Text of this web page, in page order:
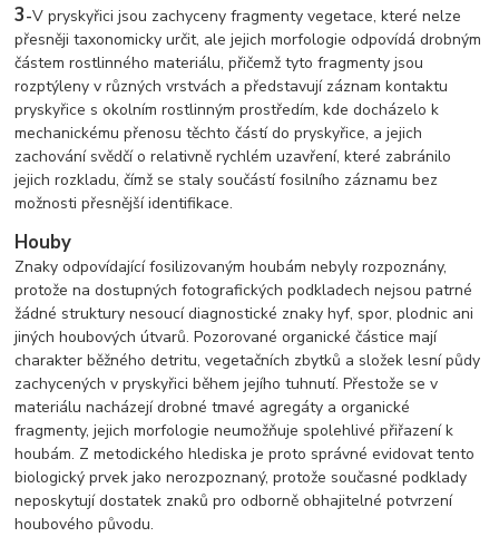
3-V pryskyřici jsou zachyceny fragmenty vegetace, které nelze
přesněji taxonomicky určit, ale jejich morfologie odpovídá drobným
částem rostlinného materiálu, přičemž tyto fragmenty jsou
rozptýleny v různých vrstvách a představují záznam kontaktu
pryskyřice s okolním rostlinným prostředím, kde docházelo k
mechanickému přenosu těchto částí do pryskyřice, a jejich
zachování svědčí o relativně rychlém uzavření, které zabránilo
jejich rozkladu, čímž se staly součástí fosilního záznamu bez
možnosti přesnější identifikace.
Houby
Znaky odpovídající fosilizovaným houbám nebyly rozpoznány,
protože na dostupných fotografických podkladech nejsou patrné
žádné struktury nesoucí diagnostické znaky hyf, spor, plodnic ani
jiných houbových útvarů. Pozorované organické částice mají
charakter běžného detritu, vegetačních zbytků a složek lesní půdy
zachycených v pryskyřici během jejího tuhnutí. Přestože se v
materiálu nacházejí drobné tmavé agregáty a organické
fragmenty, jejich morfologie neumožňuje spolehlivé přiřazení k
houbám. Z metodického hlediska je proto správné evidovat tento
biologický prvek jako nerozpoznaný, protože současné podklady
neposkytují dostatek znaků pro odborně obhajitelné potvrzení
houbového původu.